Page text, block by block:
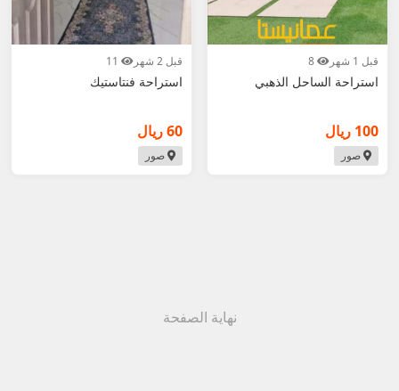
قبل 1 شهر
استراحة الساحل الذهبي
100 ريال
صور
قبل 2 شهر
استراحة فنتاستيك
60 ريال
صور
نهاية الصفحة